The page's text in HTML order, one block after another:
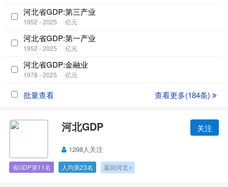
河北省GDP:第三产业
1952 - 2025 亿元
河北省GDP:第一产业
1952 - 2025 亿元
河北省GDP:金融业
1978 - 2025 亿元
批量查看 查看更多(184条)
河北GDP 关注
1298人关注
省GDP第11名 人均第23名 返回河北